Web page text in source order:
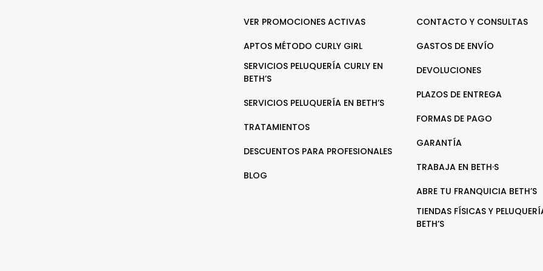
VER PROMOCIONES ACTIVAS
APTOS MÉTODO CURLY GIRL
SERVICIOS PELUQUERÍA CURLY EN
BETH’S
SERVICIOS PELUQUERÍA EN BETH’S
TRATAMIENTOS
DESCUENTOS PARA PROFESIONALES
BLOG
CONTACTO Y CONSULTAS
GASTOS DE ENVÍO
DEVOLUCIONES
PLAZOS DE ENTREGA
FORMAS DE PAGO
GARANTÍA
TRABAJA EN BETH·S
ABRE TU FRANQUICIA BETH’S
TIENDAS FÍSICAS Y
BETH’S